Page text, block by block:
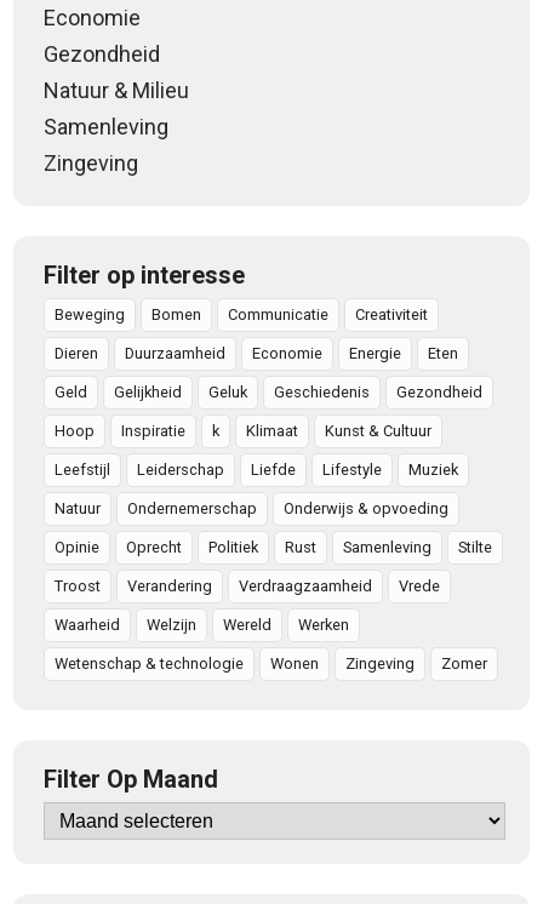
Economie
Gezondheid
Natuur & Milieu
Samenleving
Zingeving
Filter op interesse
Beweging Bomen Communicatie Creativiteit
Dieren Duurzaamheid Economie Energie Eten
Geld Gelijkheid Geluk Geschiedenis Gezondheid
Hoop Inspiratie k Klimaat Kunst & Cultuur
Leefstijl Leiderschap Liefde Lifestyle Muziek
Natuur Ondernemerschap Onderwijs & opvoeding
Opinie Oprecht Politiek Rust Samenleving Stilte
Troost Verandering Verdraagzaamheid Vrede
Waarheid Welzijn Wereld Werken
Wetenschap & technologie Wonen Zingeving Zomer
Filter Op Maand